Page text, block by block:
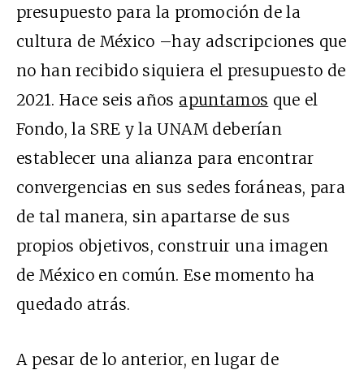
presupuesto para la promoción de la
cultura de México –hay adscripciones que
no han recibido siquiera el presupuesto de
2021. Hace seis años apuntamos que el
Fondo, la SRE y la UNAM deberían
establecer una alianza para encontrar
convergencias en sus sedes foráneas, para
de tal manera, sin apartarse de sus
propios objetivos, construir una imagen
de México en común. Ese momento ha
quedado atrás.
A pesar de lo anterior, en lugar de